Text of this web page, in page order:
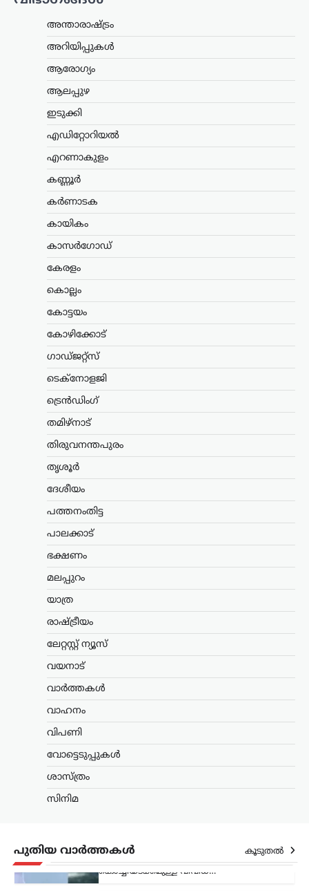
അന്താരാഷ്ട്രം
അറിയിപ്പുകൾ
ആരോഗ്യം
ആലപ്പുഴ
ഇടുക്കി
എഡിറ്റോറിയൽ
എറണാകുളം
കണ്ണൂർ
കർണാടക
കായികം
കാസർഗോഡ്
കേരളം
കൊല്ലം
കോട്ടയം
കോഴിക്കോട്
ഗാഡ്ജറ്റ്സ്
ടെക്നോളജി
ട്രെൻഡിംഗ്
തമിഴ്നാട്
തിരുവനന്തപുരം
തൃശൂർ
ദേശീയം
പത്തനംതിട്ട
പാലക്കാട്
ഭക്ഷണം
മലപ്പുറം
യാത്ര
രാഷ്ട്രീയം
ലേറ്റസ്റ്റ് ന്യൂസ്
വയനാട്
വാർത്തകൾ
വാഹനം
വിപണി
വോട്ടെടുപ്പുകൾ
ശാസ്ത്രം
സിനിമ
പുതിയ വാർത്തകൾ കൂടുതൽ
സ്വിയാടെക്കും
പ്രീക്വാർട്ടറിൽ; പെഗുലയും
മുന്നേറി
ന്യൂസ് ഡെസ്ക്
ഓഗസ്റ്റ്‌ 7, 2026
ഡബ്ല്യുടിഎ ടൊറന്റോ മാസ്റ്റേഴ്സ് ടെന്നീസ്
അരിന സബലെങ്ക പ്രീക്വാർട്ടറിലേക്ക്
മുന്നേറി. നാലാം റൗണ്ടിൽ ചൈനയുടെ
ഷാങ് ഷുവായിയെ 6-3, 6-4…
പ്രസംഗത്തിൽ
വിദ്യാർത്ഥികൾക്ക്
പ്രാധാന്യം നൽകണമെന്ന്
ക്യാമ്പെയ്ൻ പ്രഖ്യാപിച്ചു
ന്യൂസ് ഡെസ്ക്
ഓഗസ്റ്റ്‌ 7, 2026
വരുന്ന സ്വാതന്ത്ര്യദിനത്തിൽ പ്രധാനമന്ത്രി
നരേന്ദ്ര മോദി വിദ്യാർത്ഥികളെയും
യുവജനങ്ങളെയും പ്രത്യേകമായി
അഭിസംബോധന ചെയ്യണമെന്നും
രാജ്യത്തിന്റെ ഭാവിയുമായി ബന്ധപ്പെട്ട
വിശദീകരിക്കണമെന്നും കോക്ക്റോച്ച്
ജനതാ പാർട്ടി (സിജെപി)…
കേരളം
അര്‍ജുന്‍ ആയങ്കിക്കായി
വ്യാപക തിരച്ചില്‍;
നിര്‍ദേശം നല്‍കി രമേശ്
ചെന്നിത്തല
ന്യൂസ് ഡെസ്ക്
ഓഗസ്റ്റ്‌ 7, 2026
പിടികൂടാന്‍ ആഭ്യന്തരമന്ത്രി രമേശ്
കൊച്ചിയടക്കമുള്ള വിവിധ…
അയോധ്യ രാമക്ഷേത്ര
സർക്കാർ; 3,300 കോടി
ഓഡിറ്റ് ചെയ്തതായി
വിശദീകരണം
ന്യൂസ് ഡെസ്ക്
ഓഗസ്റ്റ്‌ 7, 2026
നടന്നിട്ടില്ലെന്ന് സർക്കാർ വൃത്തങ്ങൾ
വ്യക്തമാക്കി. സംഭാവന തുകയുടെ
ഉപയോഗവുമായി ബന്ധപ്പെട്ട് ഉയർന്ന